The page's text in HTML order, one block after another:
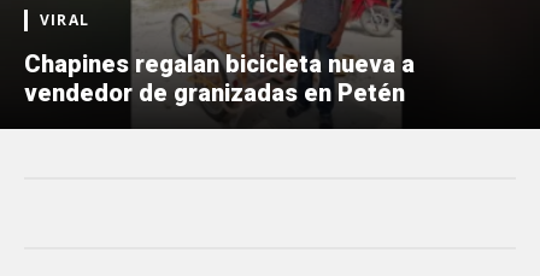
VIRAL
Chapines regalan bicicleta nueva a
vendedor de granizadas en Petén